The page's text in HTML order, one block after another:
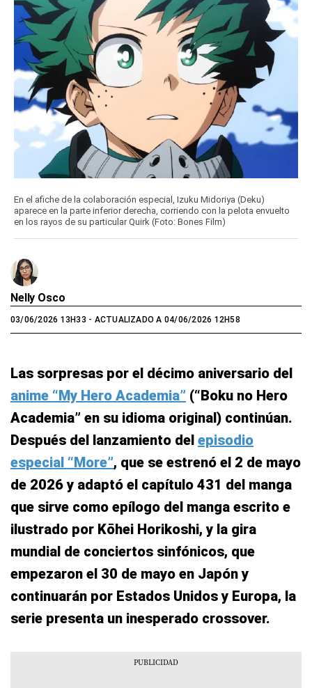
En el afiche de la colaboración especial, Izuku Midoriya (Deku)
aparece en la parte inferior derecha, corriendo con la pelota envuelto
en los rayos de su particular Quirk (Foto: Bones Film)
Nelly Osco
03/06/2026 13H33 - ACTUALIZADO A 04/06/2026 12H58
Las sorpresas por el décimo aniversario del
anime “My Hero Academia” (“Boku no Hero
Academia” en su idioma original) continúan.
Después del lanzamiento del episodio
especial “More”, que se estrenó el 2 de mayo
de 2026 y adaptó el capítulo 431 del manga
que sirve como epílogo del manga escrito e
ilustrado por Kōhei Horikoshi, y la gira
mundial de conciertos sinfónicos, que
empezaron el 30 de mayo en Japón y
continuarán por Estados Unidos y Europa, la
serie presenta un inesperado crossover.